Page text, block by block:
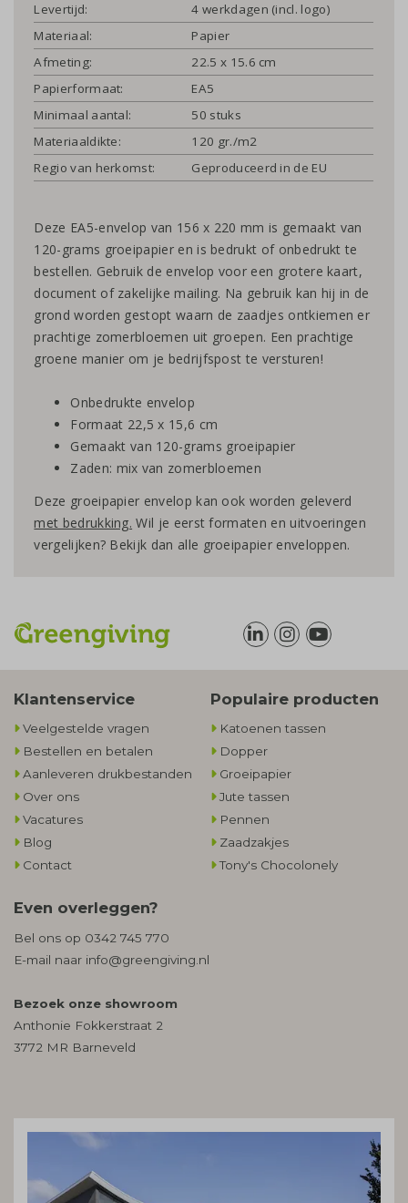
Levertijd:
4 werkdagen (incl. logo)
Materiaal:
Papier
Afmeting:
22.5 x 15.6 cm
Papierformaat:
EA5
Minimaal aantal:
50 stuks
Materiaaldikte:
120 gr./m2
Regio van herkomst:
Geproduceerd in de EU
Deze EA5-envelop van 156 x 220 mm is gemaakt van
120-grams groeipapier en is bedrukt of onbedrukt te
bestellen. Gebruik de envelop voor een grotere kaart,
document of zakelijke mailing. Na gebruik kan hij in de
grond worden gestopt waarn de zaadjes ontkiemen er
prachtige zomerbloemen uit groepen. Een prachtige
groene manier om je bedrijfspost te versturen!
Onbedrukte envelop
Formaat 22,5 x 15,6 cm
Gemaakt van 120-grams groeipapier
Zaden: mix van zomerbloemen
Deze groeipapier envelop kan ook worden geleverd
met bedrukking. Wil je eerst formaten en uitvoeringen
vergelijken? Bekijk dan alle groeipapier enveloppen.
Klantenservice
Veelgestelde vragen
Bestellen en betalen
Aanleveren drukbestanden
Over ons
Vacatures
Blog
Contact
Populaire producten
Katoenen tassen
Dopper
Groeipapier
Jute tassen
Pennen
Zaadzakjes
Tony's Chocolonely
Even overleggen?
Bel ons op 0342 745 770
E-mail naar info@greengiving.nl
Bezoek onze showroom
Anthonie Fokkerstraat 2
3772 MR Barneveld